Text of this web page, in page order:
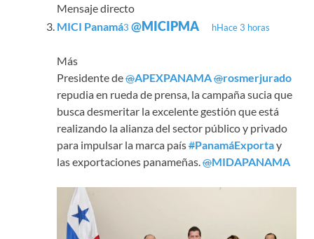
Mensaje directo
MICI Panamá @MICIPMA 3 hHace 3 horas
Más
Presidente de@APEXPANAMA@rosmerjurado
repudia en rueda de prensa, la campaña sucia que
busca desmeritar la excelente gestión que está
realizando la alianza del sector público y privado
para impulsar la marca país#PanamáExportay
las exportaciones panameñas. @MIDAPANAMA